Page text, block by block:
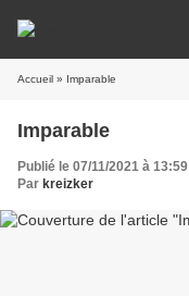
Accueil » Imparable
Imparable
Publié le 07/11/2021 à 13:59
Par kreizker